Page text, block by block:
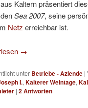
Kaltern präsentiert
Sea 2007, seine
Netz erreichbar ist.
→
unter Betriebe - Aziende |
I., Kalterer Weintage,
| 2Antworten